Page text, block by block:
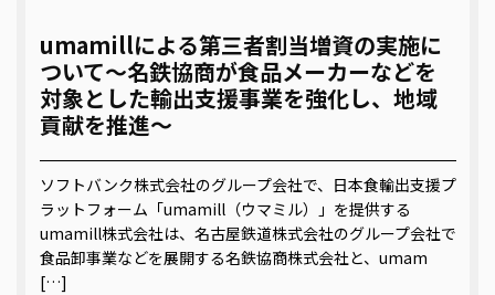
umamillによる第三者割当増資の実施に
ついて〜名鉄協商が食品メーカーなどを
対象とした輸出支援事業を強化し、地域
貢献を推進〜
ソフトバンク株式会社のグループ会社で、日本食輸出支援プ
ラットフォーム「umamill（ウマミル）」を提供する
umamill株式会社は、名古屋鉄道株式会社のグループ会社で
食品卸事業などを展開する名鉄協商株式会社と、umam
[…]